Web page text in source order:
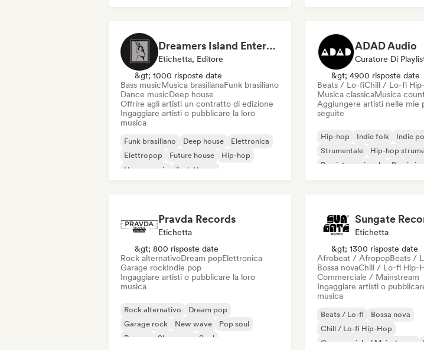
Dreamers Island Entertainment
Etichetta, Editore
&gt; 1000 risposte date
Bass musicMusica brasilianaFunk brasiliano
Dance musicDeep house
Offrire agli artisti un contratto di edizione
Ingaggiare artisti o pubblicare la loro
musica
Funk brasiliano Deep house
Elettronica
Elettropop
Future house
Hip-hop
House music
Tech House
ADAD Audio
Curatore Di
&gt; 4900 risposte date
Beats / Lo-fiChill / Lo-fi
Musica classicaMusica
Aggiungere artisti nelle mie
seguite
Hip-hop Indie folk Indie
Strumentale
Hip-hop
Rap internazionale
Rap in
Pravda Records
Etichetta
&gt; 800 risposte date
Rock alternativoDream popElettronica
Garage rockIndie pop
Ingaggiare artisti o pubblicare la loro
musica
Rock alternativo
Dream pop
Garage rock
New wave
Pop soul
Reggae
Shoegaze Soul
Sungate
Etichetta
&gt; 1300 risposte date
Afrobeat / AfropopBeats /
Bossa novaChill / Lo-fi Hip-
Commerciale / Mainstream
Ingaggiare artisti o
musica
Beats / Lo-fi
Bossa nova
Chill / Lo-fi Hip-Hop
Commerciale / Mainstream